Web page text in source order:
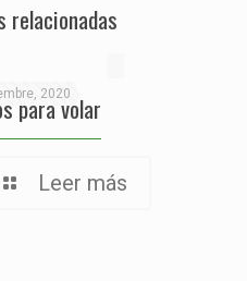
relacionadas
2020
para volar
Leer más